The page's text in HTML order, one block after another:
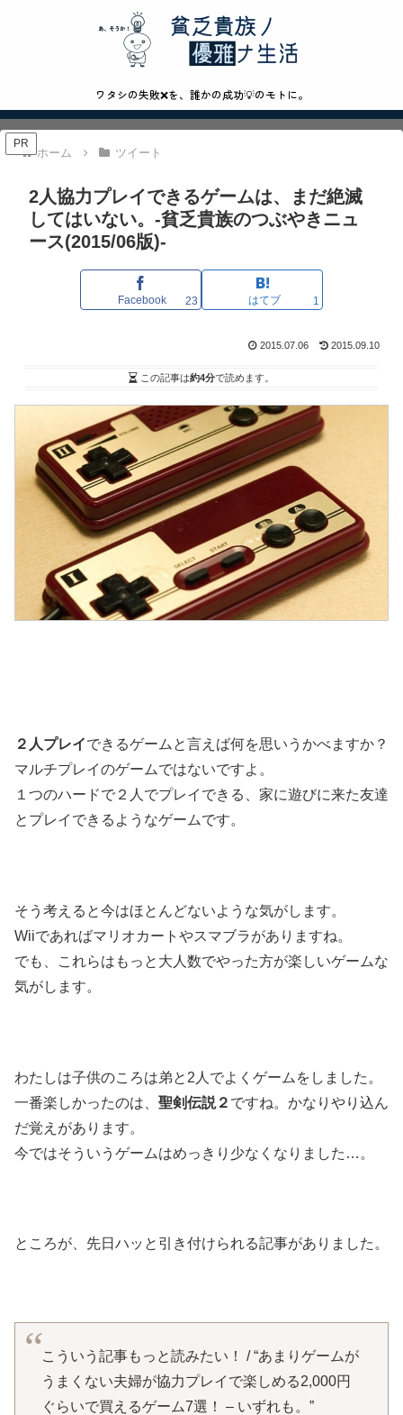
ワタシの失敗❌を、誰かの成功💡のモトに。
PR
ホーム ツイート
2人協力プレイできるゲームは、まだ絶滅
してはいない。-貧乏貴族のつぶやきニュ
ース(2015/06版)-
Facebook 23 はてブ 1
2015.07.06 2015.09.10
この記事は約4分で読めます。
２人プレイできるゲームと言えば何を思いうかべますか？
マルチプレイのゲームではないですよ。
１つのハードで２人でプレイできる、家に遊びに来た友達
とプレイできるようなゲームです。
そう考えると今はほとんどないような気がします。
Wiiであればマリオカートやスマブラがありますね。
でも、これらはもっと大人数でやった方が楽しいゲームな
気がします。
わたしは子供のころは弟と2人でよくゲームをしました。
一番楽しかったのは、 聖剣伝説２ ですね。かなりやり込ん
だ覚えがあります。
今ではそういうゲームはめっきり少なくなりました…。
ところが、先日ハッと引き付けられる記事がありました。
こういう記事もっと読みたい！ / “あまりゲームが
うまくない夫婦が協力プレイで楽しめる2,000円
ぐらいで買えるゲーム7選！ – いずれも。”